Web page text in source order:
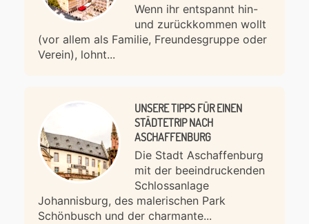
Wenn ihr entspannt hin-
und zurückkommen wollt
(vor allem als Familie, Freundesgruppe oder
Verein), lohnt...
UNSERE TIPPS FÜR EINEN
STÄDTETRIP NACH
ASCHAFFENBURG
Die Stadt Aschaffenburg
mit der beeindruckenden
Schlossanlage
Johannisburg, des malerischen Park
Schönbusch und der charmante...